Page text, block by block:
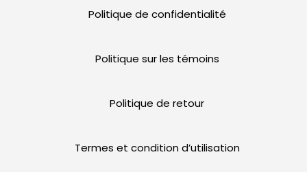
Politique de confidentialité
Politique sur les témoins
Politique de retour
Termes et condition d’utilisation